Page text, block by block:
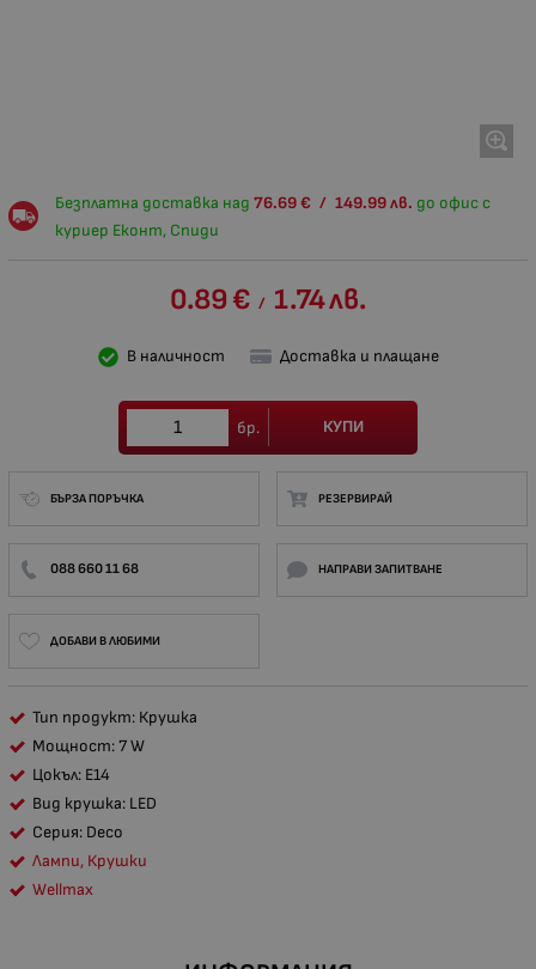
Безплатна доставка над 76.69 € / 149.99 лв. до офис с
куриер Еконт, Спиди
0.89 € / 1.74лв.
В наличност Доставка и плащане
бр. КУПИ
БЪРЗА ПОРЪЧКА РЕЗЕРВИРАЙ
088 660 11 68 НАПРАВИ ЗАПИТВАНЕ
ДОБАВИ В ЛЮБИМИ
Тип продукт: Крушка
Мощност: 7 W
Цокъл: Е14
Вид крушка: LED
Серия: Deco
Лампи, Крушки
Wellmax